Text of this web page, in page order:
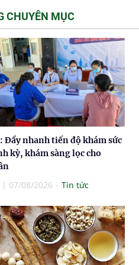
CHUYÊN MỤC
Đẩy nhanh tiến độ khám sức
kỳ, khám sàng lọc cho
| 07/08/2026 Tin tức